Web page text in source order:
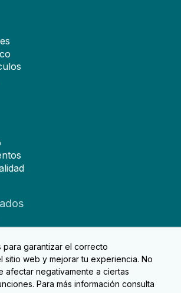
para garantizar el correcto
sitio web y mejorar tu experiencia. No
afectar negativamente a ciertas
Para más información consulta